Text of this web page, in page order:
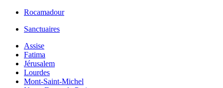
Rocamadour
Sanctuaires
Assise
Fatima
Jérusalem
Lourdes
Mont-Saint-Michel